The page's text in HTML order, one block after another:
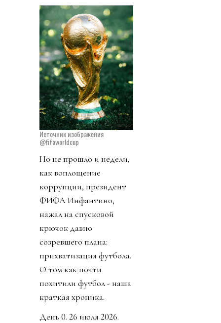
Источник изображения
@fifaworldcup
Но не прошло и недели,
как воплощение
коррупции, президент
ФИФА Инфантино,
нажал на спусковой
крючок давно
созревшего плана:
прихватизация футбола.
О том как почти
похитили футбол - наша
краткая хроника.
День 0. 26 июля 2026.